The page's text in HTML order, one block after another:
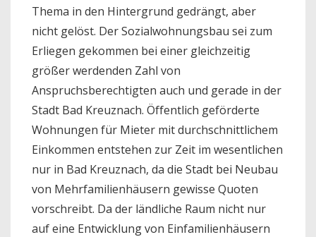
Thema in den Hintergrund gedrängt, aber
nicht gelöst. Der Sozialwohnungsbau sei zum
Erliegen gekommen bei einer gleichzeitig
größer werdenden Zahl von
Anspruchsberechtigten auch und gerade in der
Stadt Bad Kreuznach. Öffentlich geförderte
Wohnungen für Mieter mit durchschnittlichem
Einkommen entstehen zur Zeit im wesentlichen
nur in Bad Kreuznach, da die Stadt bei Neubau
von Mehrfamilienhäusern gewisse Quoten
vorschreibt. Da der ländliche Raum nicht nur
auf eine Entwicklung von Einfamilienhäusern